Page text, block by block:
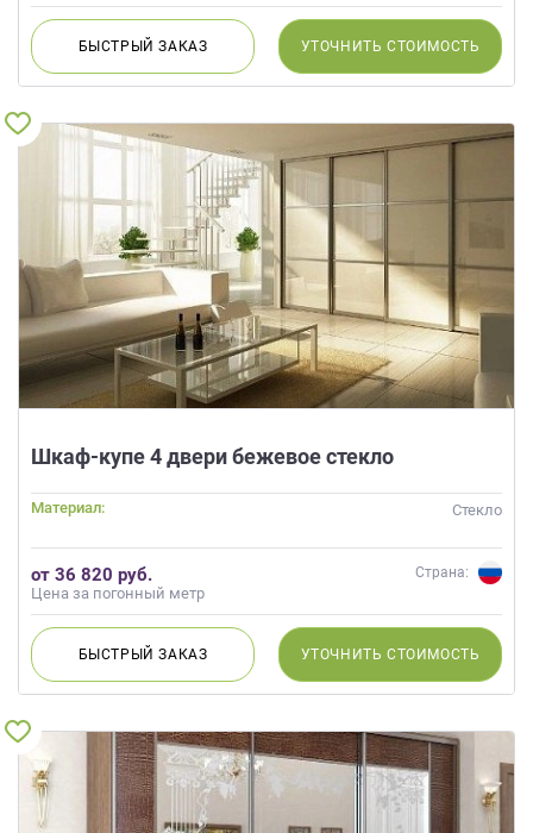
БЫСТРЫЙЗАКАЗ УТОЧНИТЬ СТОИМОСТЬ
Шкаф-купе 4 двери бежевое стекло
Материал: Стекло
от 36 820 руб.
Цена за погонный метр
Страна:
БЫСТРЫЙЗАКАЗ УТОЧНИТЬ СТОИМОСТЬ